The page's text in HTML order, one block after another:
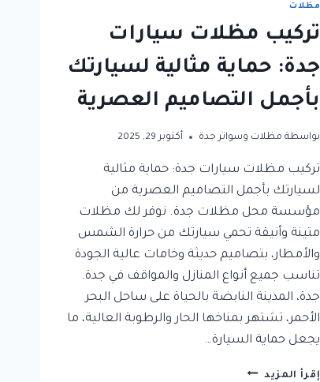
مظلات
تركيب مظلات سيارات
جدة: حماية مثالية لسيارتك
بأجمل التصاميم العصرية
بواسطة مظلات وسواتر جدة أكتوبر 29, 2025
تركيب مظلات سيارات جدة: حماية مثالية
لسيارتك بأجمل التصاميم العصرية من
مؤسسة محل مظلات جدة. نوفر لك مظلات
متينة وأنيقة تحمي سيارتك من حرارة الشمس
والأمطار، بتصاميم حديثة وخامات عالية الجودة
تناسب جميع أنواع المنازل والمواقف في جدة.
جدة، المدينة النابضة بالحياة على ساحل البحر
الأحمر، تشتهر بمناخها الحار والرطوبة العالية، ما
يجعل حماية السيارة…
إقرأ المزيد تركيب